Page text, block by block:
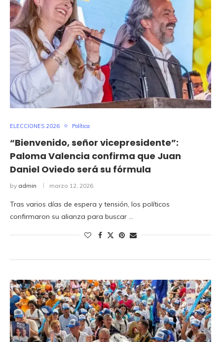
ELECCIONES 2026 Política
“Bienvenido, señor vicepresidente”:
Paloma Valencia confirma que Juan
Daniel Oviedo será su fórmula
by admin marzo 12, 2026
Tras varios días de espera y tensión, los políticos
confirmaron su alianza para buscar …